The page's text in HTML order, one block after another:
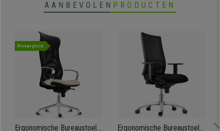
AANBEVOLEN PRODUCTEN
Nieuwigheid
Ergonomische Bureaustoel
Ergonomische Bureaustoel